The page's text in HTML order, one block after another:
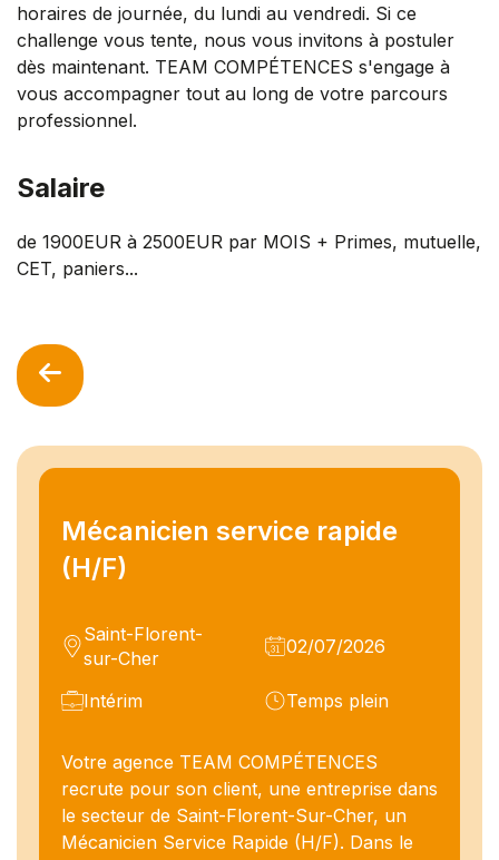
Mécanicien service rapide
(H/F)
Saint-Florent-
sur-Cher
02/07/2026
Intérim Temps plein
Votre agence TEAM COMPÉTENCES
recrute pour son client, une entreprise dans
le secteur de Saint-Florent-Sur-Cher, un
Mécanicien Service Rapide (H/F). Dans le
horaires de journée, du lundi au vendredi. Si ce
challenge vous tente, nous vous invitons à postuler
dès maintenant. TEAM COMPÉTENCES s'engage à
vous accompagner tout au long de votre parcours
professionnel.
Salaire
de 1900EUR à 2500EUR par MOIS + Primes, mutuelle,
CET, paniers...